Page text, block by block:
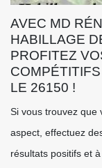
AVEC MD
HABILLAGE
PROFITEZ
LE 26150 !
Si vous trouvez que
aspect, effectuez
résultats positifs et